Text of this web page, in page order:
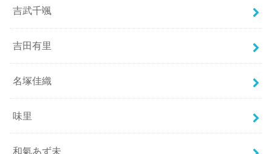
吉武千颯
吉田有里
名塚佳織
味里
和氣あず未